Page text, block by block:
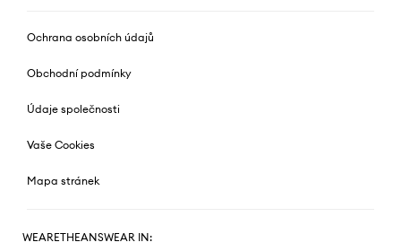
Ochrana osobních údajů
Obchodní podmínky
Údaje společnosti
Vaše Cookies
Mapa stránek
WEARETHEANSWEAR IN: